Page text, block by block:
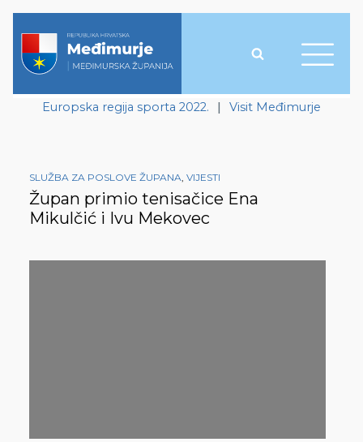
Europska regija sporta 2022. | Visit Međimurje
SLUŽBA ZA POSLOVE ŽUPANA, VIJESTI
Župan primio tenisačice Ena
Mikulčić i Ivu Mekovec